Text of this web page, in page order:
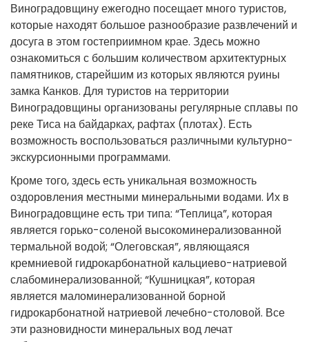
Виноградовщину ежегодно посещает много туристов,
которые находят большое разнообразие развлечений и
досуга в этом гостеприимном крае. Здесь можно
ознакомиться с большим количеством архитектурных
памятников, старейшим из которых являются руины
замка Канков. Для туристов на территории
Виноградовщины организованы регулярные сплавы по
реке Тиса на байдарках, рафтах (плотах). Есть
возможность воспользоваться различными культурно-
экскурсионными программами.
Кроме того, здесь есть уникальная возможность
оздоровления местными минеральными водами. Их в
Виноградовщине есть три типа: “Теплица”, которая
является горько-соленой высокоминерализованной
термальной водой; “Олеговская”, являющаяся
кремниевой гидрокарбонатной кальциево-натриевой
слабоминерализованной; “Кушницкая”, которая
является маломинерализованной борной
гидрокарбонатной натриевой лечебно-столовой. Все
эти разновидности минеральных вод лечат